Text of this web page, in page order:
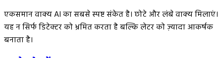
एकसमान वाक्य AI का सबसे स्पष्ट संकेत है। छोटे और लंबे वाक्य मिलाएं।
यह न सिर्फ डिटेक्टर को भ्रमित करता है बल्कि लेटर को ज़्यादा आकर्षक
बनाता है।